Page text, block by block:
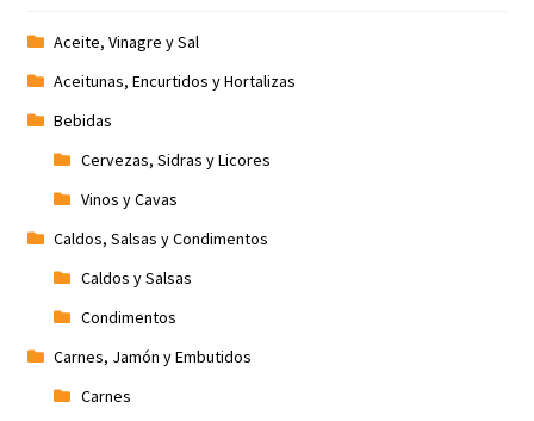
Aceite, Vinagre y Sal
Aceitunas, Encurtidos y Hortalizas
Bebidas
Cervezas, Sidras y Licores
Vinos y Cavas
Caldos, Salsas y Condimentos
Caldos y Salsas
Condimentos
Carnes, Jamón y Embutidos
Carnes